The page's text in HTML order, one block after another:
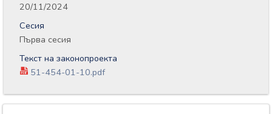
20/11/2024
Сесия
Първа сесия
Текст на законопроекта
51-454-01-10.pdf